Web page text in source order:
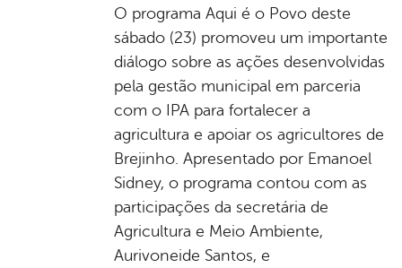
O programa Aqui é o Povo deste
sábado (23) promoveu um importante
diálogo sobre as ações desenvolvidas
pela gestão municipal em parceria
com o IPA para fortalecer a
agricultura e apoiar os agricultores de
Brejinho. Apresentado por Emanoel
Sidney, o programa contou com as
participações da secretária de
Agricultura e Meio Ambiente,
Aurivoneide Santos, e